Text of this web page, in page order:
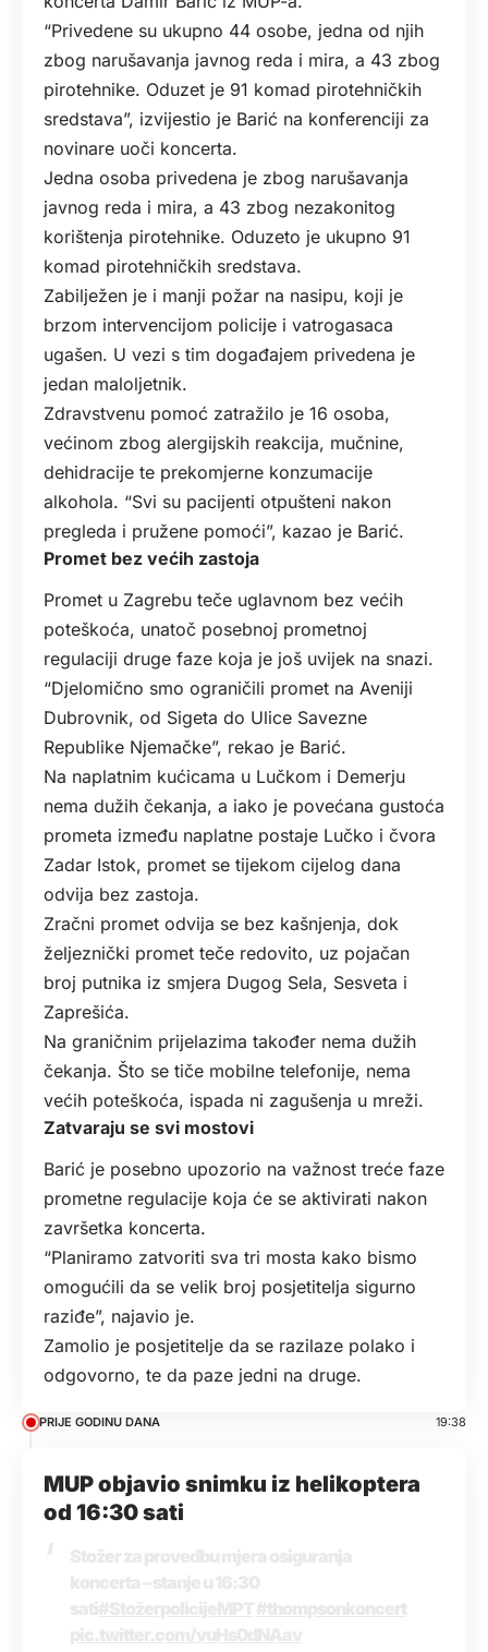
“Privedene su ukupno 44 osobe, jedna od njih
zbog narušavanja javnog reda i mira, a 43 zbog
pirotehnike. Oduzet je 91 komad pirotehničkih
sredstava”, izvijestio je Barić na konferenciji za
novinare uoči koncerta.
Jedna osoba privedena je zbog narušavanja
javnog reda i mira, a 43 zbog nezakonitog
korištenja pirotehnike. Oduzeto je ukupno 91
komad pirotehničkih sredstava.
Zabilježen je i manji požar na nasipu, koji je
brzom intervencijom policije i vatrogasaca
ugašen. U vezi s tim događajem privedena je
jedan maloljetnik.
Zdravstvenu pomoć zatražilo je 16 osoba,
većinom zbog alergijskih reakcija, mučnine,
dehidracije te prekomjerne konzumacije
alkohola. “Svi su pacijenti otpušteni nakon
pregleda i pružene pomoći”, kazao je Barić.
Promet bez većih zastoja
Promet u Zagrebu teče uglavnom bez većih
poteškoća, unatoč posebnoj prometnoj
regulaciji druge faze koja je još uvijek na snazi.
“Djelomično smo ograničili promet na Aveniji
Dubrovnik, od Sigeta do Ulice Savezne
Republike Njemačke”, rekao je Barić.
Na naplatnim kućicama u Lučkom i Demerju
nema dužih čekanja, a iako je povećana gustoća
prometa između naplatne postaje Lučko i čvora
Zadar Istok, promet se tijekom cijelog dana
odvija bez zastoja.
Zračni promet odvija se bez kašnjenja, dok
željeznički promet teče redovito, uz pojačan
broj putnika iz smjera Dugog Sela, Sesveta i
Zaprešića.
Na graničnim prijelazima također nema dužih
čekanja. Što se tiče mobilne telefonije, nema
većih poteškoća, ispada ni zagušenja u mreži.
Zatvaraju se svi mostovi
Barić je posebno upozorio na važnost treće faze
prometne regulacije koja će se aktivirati nakon
završetka koncerta.
“Planiramo zatvoriti sva tri mosta kako bismo
omogućili da se velik broj posjetitelja sigurno
raziđe”, najavio je.
Zamolio je posjetitelje da se razilaze polako i
odgovorno, te da paze jedni na druge.
PRIJE GODINU DANA 19:38
MUP objavio snimku iz helikoptera
od 16:30 sati